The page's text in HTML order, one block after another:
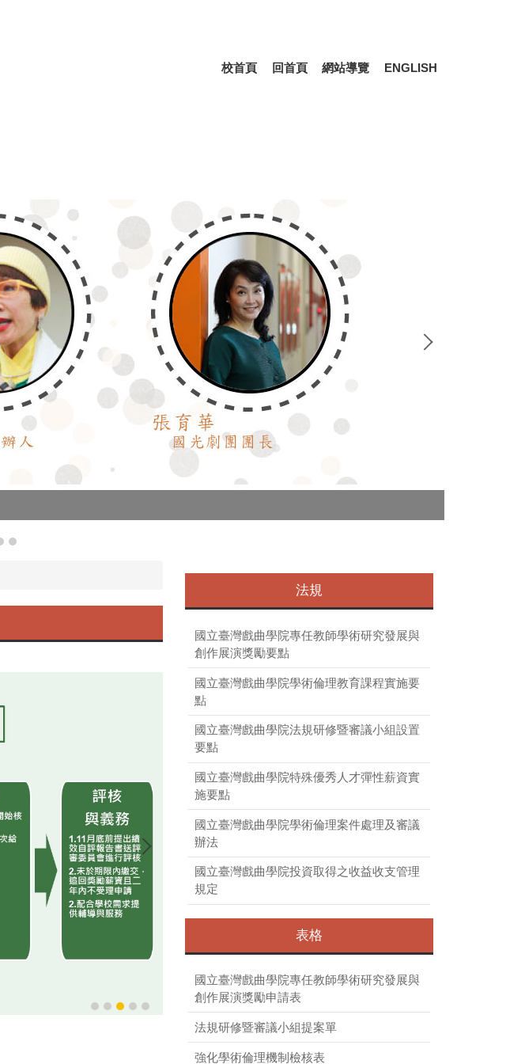
校首頁 回首頁 網站導覽 ENGLISH
法規
國立臺灣戲曲學院專任教師學術研究發展與
創作展演獎勵要點
國立臺灣戲曲學院學術倫理教育課程實施要
點
國立臺灣戲曲學院法規研修暨審議小組設置
要點
國立臺灣戲曲學院特殊優秀人才彈性薪資實
施要點
國立臺灣戲曲學院學術倫理案件處理及審議
辦法
國立臺灣戲曲學院投資取得之收益收支管理
規定
表格
國立臺灣戲曲學院專任教師學術研究發展與
創作展演獎勵申請表
法規研修暨審議小組提案單
強化學術倫理機制檢核表